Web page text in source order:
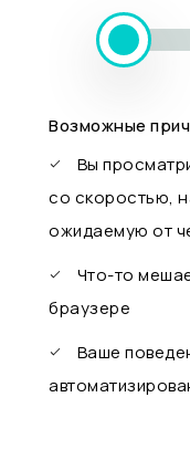
Возможные
Вы
со скоростью,
ожидаемую от
Что-то
браузере
Ваше